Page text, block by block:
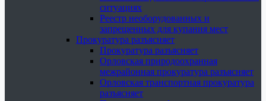
ситуациях
Реестр необорудованных и
запрещенных для купания мест
Прокуратура разъясняет
Прокуратура разъясняет
Орловская природоохранная
межрайонная прокуратура разъясняет
Орловская транспортная прокуратура
разъясняет